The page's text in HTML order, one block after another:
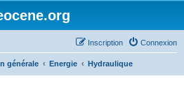
Connexion
Inscription
générale Energie Hydraulique